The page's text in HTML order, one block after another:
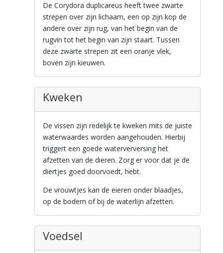
De Corydora duplicareus heeft twee zwarte
strepen over zijn lichaam, een op zijn kop de
andere over zijn rug, van het begin van de
rugvin tot het begin van zijn staart. Tussen
deze zwarte strepen zit een oranje vlek,
boven zijn kieuwen.
Kweken
De vissen zijn redelijk te kweken mits de juiste
waterwaardes worden aangehouden. Hierbij
triggert een goede waterverversing het
afzetten van de dieren. Zorg er voor dat je de
diertjes goed doorvoedt, hebt.
De vrouwtjes kan de eieren onder blaadjes,
op de bodem of bij de waterlijn afzetten.
Voedsel